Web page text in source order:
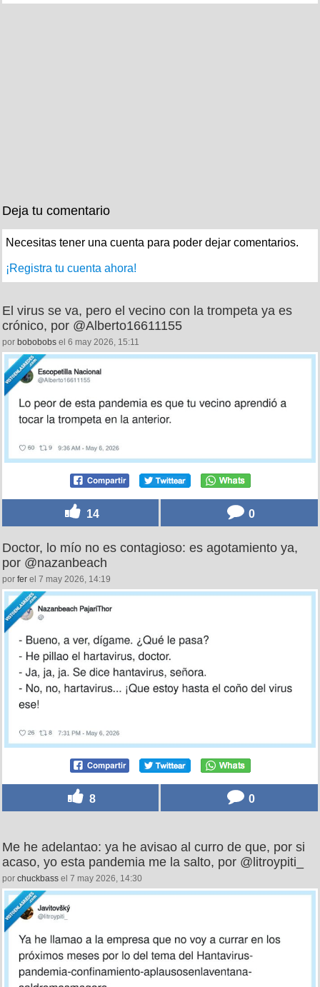
Deja tu comentario
Necesitas tener una cuenta para poder dejar comentarios.
¡Registra tu cuenta ahora!
El virus se va, pero el vecino con la trompeta ya es
crónico, por @Alberto16611155
por bobobobs el 6 may 2026, 15:11
14 0
Doctor, lo mío no es contagioso: es agotamiento ya,
por @nazanbeach
por fer el 7 may 2026, 14:19
8 0
Me he adelantao: ya he avisao al curro de que, por si
acaso, yo esta pandemia me la salto, por @litroypiti_
por chuckbass el 7 may 2026, 14:30